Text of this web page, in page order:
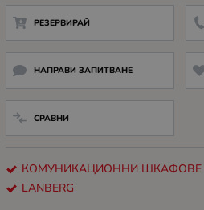
РЕЗЕРВИРАЙ
НАПРАВИ ЗАПИТВАНЕ
СРАВНИ
КОМУНИКАЦИОННИ ШКАФОВЕ
LANBERG